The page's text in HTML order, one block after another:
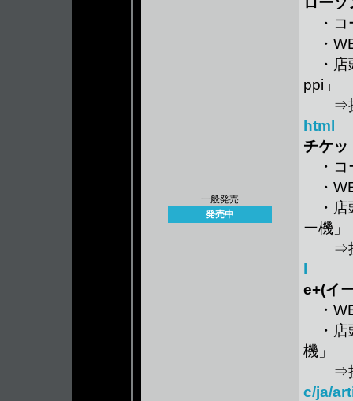
一般発売
発売中
・コ
・
・店
ppi」
⇒操
html
チケッ
・コ
・
・店
ー機」
⇒操
e+(イ
・
・店
機」
⇒操
c/ja/